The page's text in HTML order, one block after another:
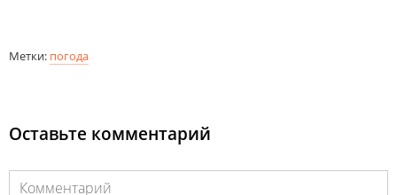
Метки: погода
Оставьте комментарий